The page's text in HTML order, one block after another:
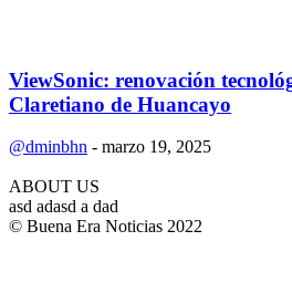
ViewSonic: renovación
Claretiano de Huancayo
@dminbhn - marzo 19, 2025
ABOUT US
asd adasd a dad
© Buena Era Noticias 2022